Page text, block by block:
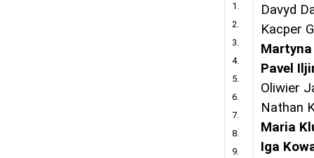
1.
2.
3.
4.
5.
6.
7.
8.
9.
Davyd
Kacper
Martyna
Pavel
Oliwier
Nathan
Maria
Iga